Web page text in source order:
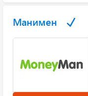
Манимен